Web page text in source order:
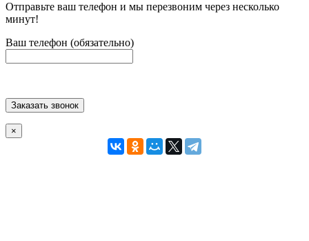
Отправьте ваш телефон и мы перезвоним через несколько
минут!
Ваш телефон (обязательно)
Заказать звонок
×